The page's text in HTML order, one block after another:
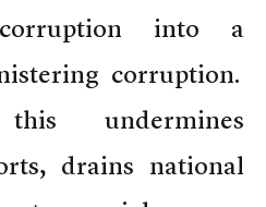
corruption into a
corruption.
undermines
drains national